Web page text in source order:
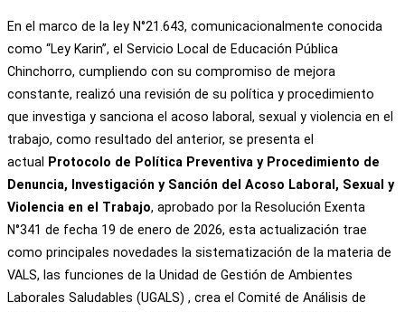
En el marco de la ley N°21.643, comunicacionalmente conocida
como “Ley Karin”, el Servicio Local de Educación Pública
Chinchorro, cumpliendo con su compromiso de mejora
constante, realizó una revisión de su política y procedimiento
que investiga y sanciona el acoso laboral, sexual y violencia en el
trabajo, como resultado del anterior, se presenta el
actual
Protocolo de Política Preventiva y Procedimiento de
Denuncia, Investigación y Sanción del Acoso Laboral, Sexual y
Violencia en el Trabajo, aprobado por la Resolución Exenta
N°341 de fecha 19 de enero de 2026, esta actualización trae
como principales novedades la sistematización de la materia de
VALS, las funciones de la Unidad de Gestión de Ambientes
Laborales Saludables (UGALS) , crea el Comité de Análisis de